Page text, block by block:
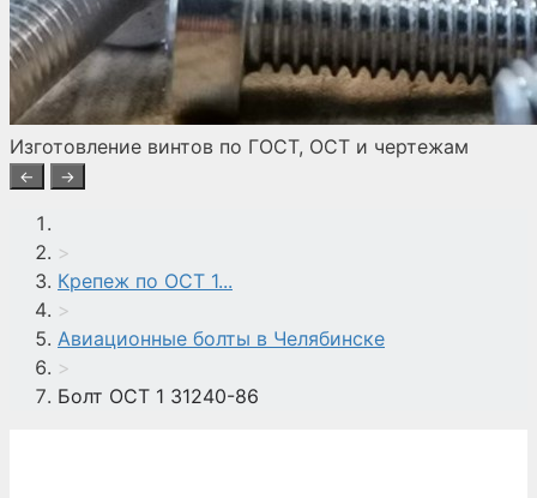
Изготовление винтов по ГОСТ, ОСТ и чертежам
← →
>
Крепеж по ОСТ 1...
>
Авиационные болты в Челябинске
>
Болт ОСТ 1 31240-86